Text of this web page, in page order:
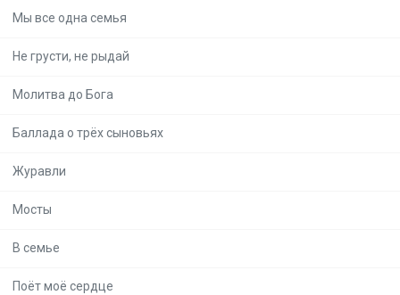
Мы все одна семья
Не грусти, не рыдай
Молитва до Бога
Баллада о трёх сыновьях
Журавли
Мосты
В семье
Поёт моё сердце